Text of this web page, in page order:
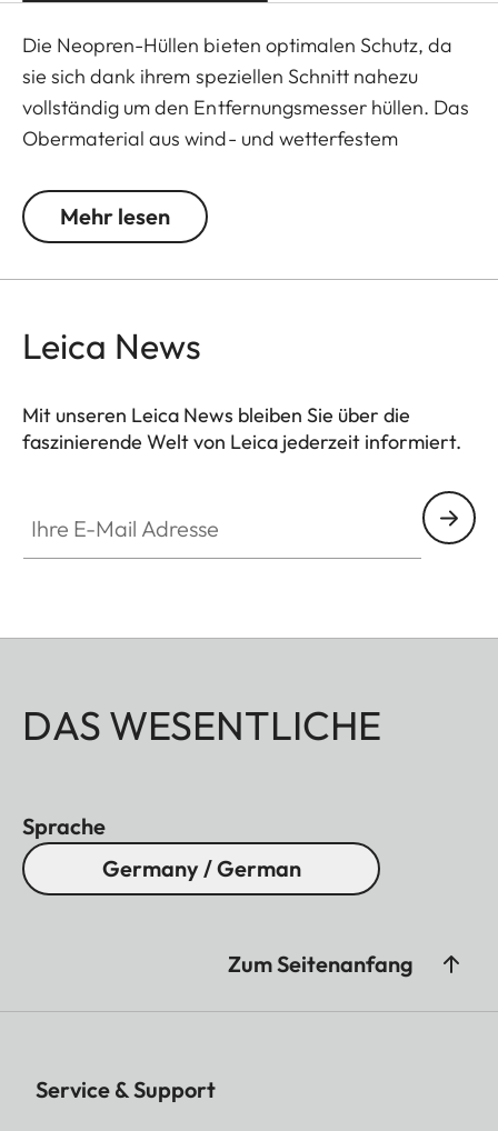
Die Neopren-Hüllen bieten optimalen Schutz, da
sie sich dank ihrem speziellen Schnitt nahezu
vollständig um den Entfernungsmesser hüllen. Das
Obermaterial aus wind- und wetterfestem
einfach und schnell anzubringen wie abzunehmen.
Durch eine pfiffig integrierte, kleine Schlaufe ist ein
Produkte der Leica Sportoptik sind in
Jagdausrüster Niggeloh entstanden, der für
allerhöchste Qualität "Made in Germany" steht.
Mehr lesen
Leica News
Mit unseren Leica News bleiben Sie über die
faszinierende Welt von Leica jederzeit informiert.
DAS WESENTLICHE
Sprache
Germany / German
Zum Seitenanfang
Service & Support